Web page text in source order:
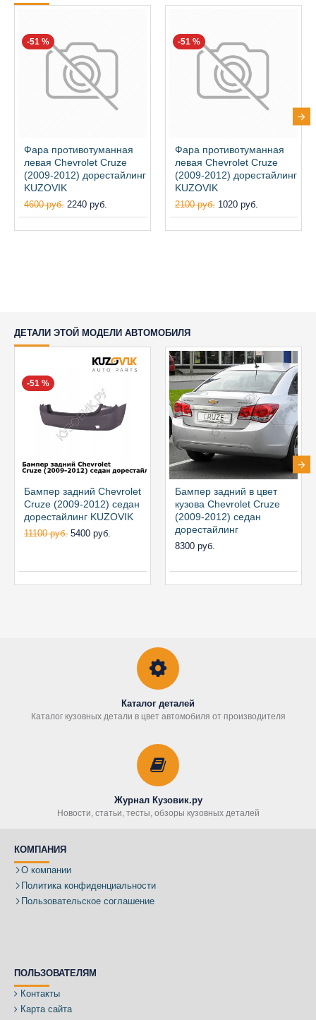
-51 %
Фара противотуманная
левая Chevrolet Cruze
(2009-2012) дорестайлинг
KUZOVIK
4600 руб. 2240 руб.
-51 %
Фара противотуманная
левая Chevrolet Cruze
(2009-2012) дорестайлинг
KUZOVIK
2100 руб. 1020 руб.
ДЕТАЛИ ЭТОЙ МОДЕЛИ АВТОМОБИЛЯ
-51 %
Бампер задний Chevrolet
Cruze (2009-2012) седан
дорестайлинг KUZOVIK
11100 руб. 5400 руб.
Бампер задний в цвет
кузова Chevrolet Cruze
(2009-2012) седан
дорестайлинг
8300 руб.
Каталог деталей
Каталог кузовных детали в цвет автомобиля от производителя
Журнал Кузовик.ру
Новости, статьи, тесты, обзоры кузовных деталей
КОМПАНИЯ
О компании
Политика конфиденциальности
Пользовательское соглашение
ПОЛЬЗОВАТЕЛЯМ
Контакты
Карта сайта